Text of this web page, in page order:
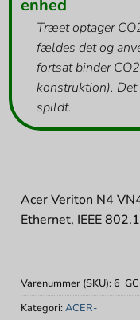
enhed
Træet optager
fældes det og
fortsat binder
konstruktion).
spildt.
Acer Veriton N4
Ethernet, IEEE
Varenummer (SKU):
Kategori:ACER-